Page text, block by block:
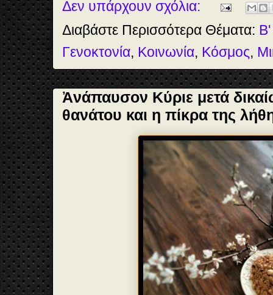
k
n
s
Δεν υπάρχουν σχόλια:
Διαβάστε Περισσότερα Θέματα: Β'
Γενοκτονία, Κοινωνία, Κόσμος,
Ἀνάπαυσον Κύριε μετά
θανάτου και η πίκρα της